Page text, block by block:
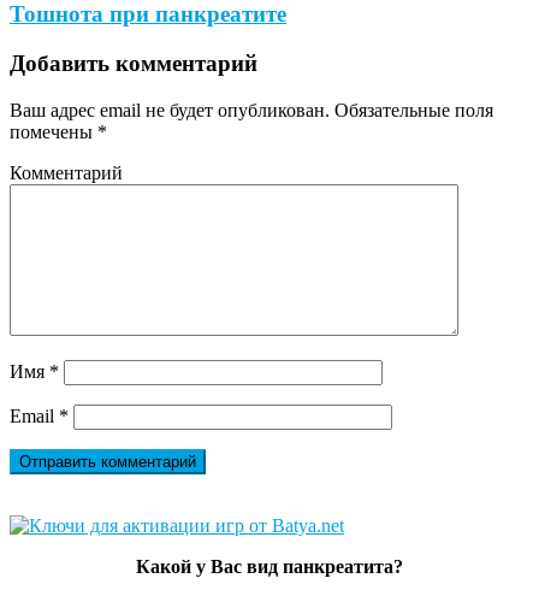
Тошнота при панкреатите
Добавить комментарий
Ваш адрес email не будет опубликован. Обязательные поля
помечены *
Комментарий
Имя *
Email *
Какой у Вас вид панкреатита?